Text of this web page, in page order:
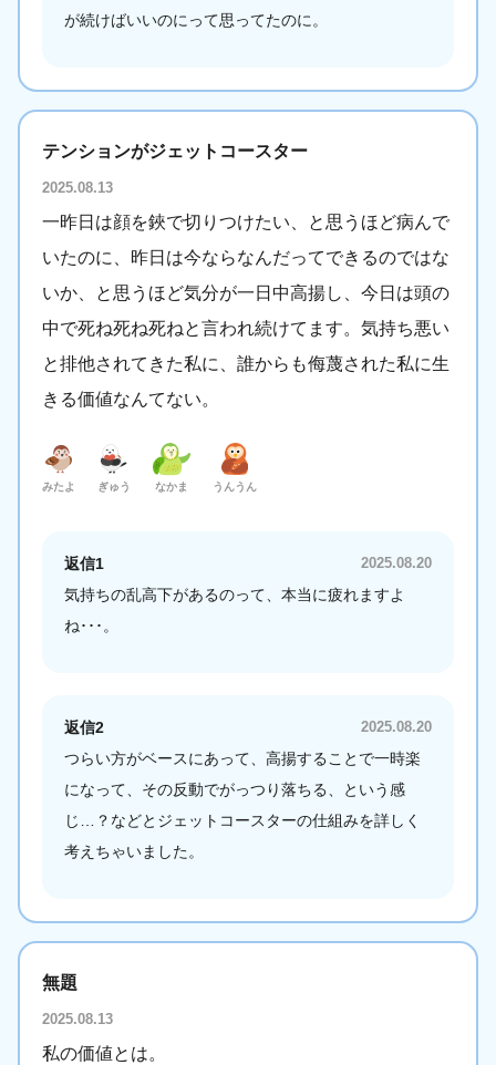
が続けばいいのにって思ってたのに。
テンションがジェットコースター
2025.08.13
一昨日は顔を鋏で切りつけたい、と思うほど病んで
いたのに、昨日は今ならなんだってできるのではな
いか、と思うほど気分が一日中高揚し、今日は頭の
中で死ね死ね死ねと言われ続けてます。気持ち悪い
と排他されてきた私に、誰からも侮蔑された私に生
きる価値なんてない。
みたよ ぎゅう なかま うんうん
返信1 2025.08.20
気持ちの乱高下があるのって、本当に疲れますよ
ね･･･。
返信2 2025.08.20
つらい方がベースにあって、高揚することで一時楽
になって、その反動でがっつり落ちる、という感
じ…？などとジェットコースターの仕組みを詳しく
考えちゃいました。
無題
2025.08.13
私の価値とは。